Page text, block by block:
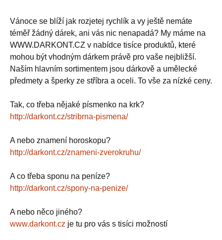
Vánoce se blíží jak rozjetej rychlík a vy ještě nemáte
téměř žádný dárek, ani vás nic nenapadá? My máme na
WWW.DARKONT.CZ v nabídce tisíce produktů, které
mohou být vhodným dárkem právě pro vaše nejbližší.
Naším hlavním sortimentem jsou dárkově a umělecké
předmety a šperky ze stříbra a oceli. To vše za nízké ceny.
Tak, co třeba nějaké písmenko na krk?
http://darkont.cz/stribrna-pismena/
A nebo znamení horoskopu?
http://darkont.cz/znameni-zverokruhu/
A co třeba sponu na peníze?
http://darkont.cz/spony-na-penize/
A nebo něco jiného?
www.darkont.cz je tu pro vás s tisíci možností